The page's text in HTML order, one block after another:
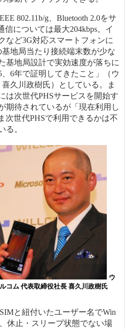
802.11b/g、Bluetooth 2.0をサ
信については最大204kbps。イ
など3G対応スマートフォンに
地局当たり接続端末数が少な
基地局設計で実効速度が落ちに
6年で証明してきたこと」（ウ
久川政樹氏）としている。ま
は次世代PHSサービスを開始す
期待されているが「現在利用し
次世代PHSで利用できるかは不
る。
ウ
コム 代表取締役社長 喜久川政樹氏
と紐付いたユーザー名でWin
休止・スリープ状態でない場